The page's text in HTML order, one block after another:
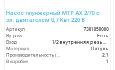
Насос плунжерный MTP AX 2/70 с
эл. двигателем 0,7 Квт 220 В
Артикул
7301050000
By-pass
Есть
Вход
1/2 внутренняя резьба
Материал
Латунь
Производительность (л/мин)
2.1
В коробке
1